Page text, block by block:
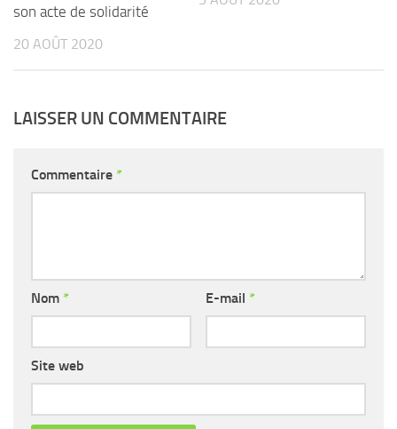
son acte de solidarité
20 AOÛT 2020
LAISSER UN COMMENTAIRE
Commentaire *
Nom * E-mail *
Site web